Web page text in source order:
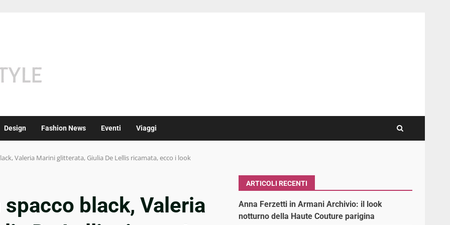
Design Fashion News Eventi Viaggi
Valeria Marini glitterata, Giulia De Lellis ricamata, ecco i look
black, Valeria
ARTICOLI RECENTI
Anna Ferzetti in Armani Archivio: il look
notturno della Haute Couture parigina